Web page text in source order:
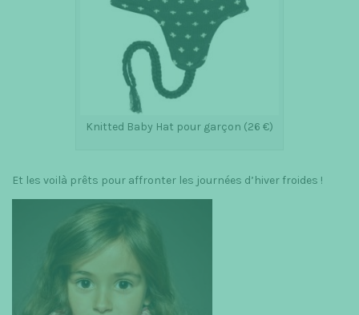
Knitted Baby Hat pour garçon (26 €)
Et les voilà prêts pour affronter les journées d’hiver froides !